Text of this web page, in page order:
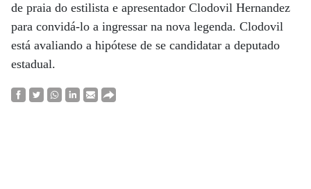
de praia do estilista e apresentador Clodovil Hernandez
para convidá-lo a ingressar na nova legenda. Clodovil
está avaliando a hipótese de se candidatar a deputado
estadual.